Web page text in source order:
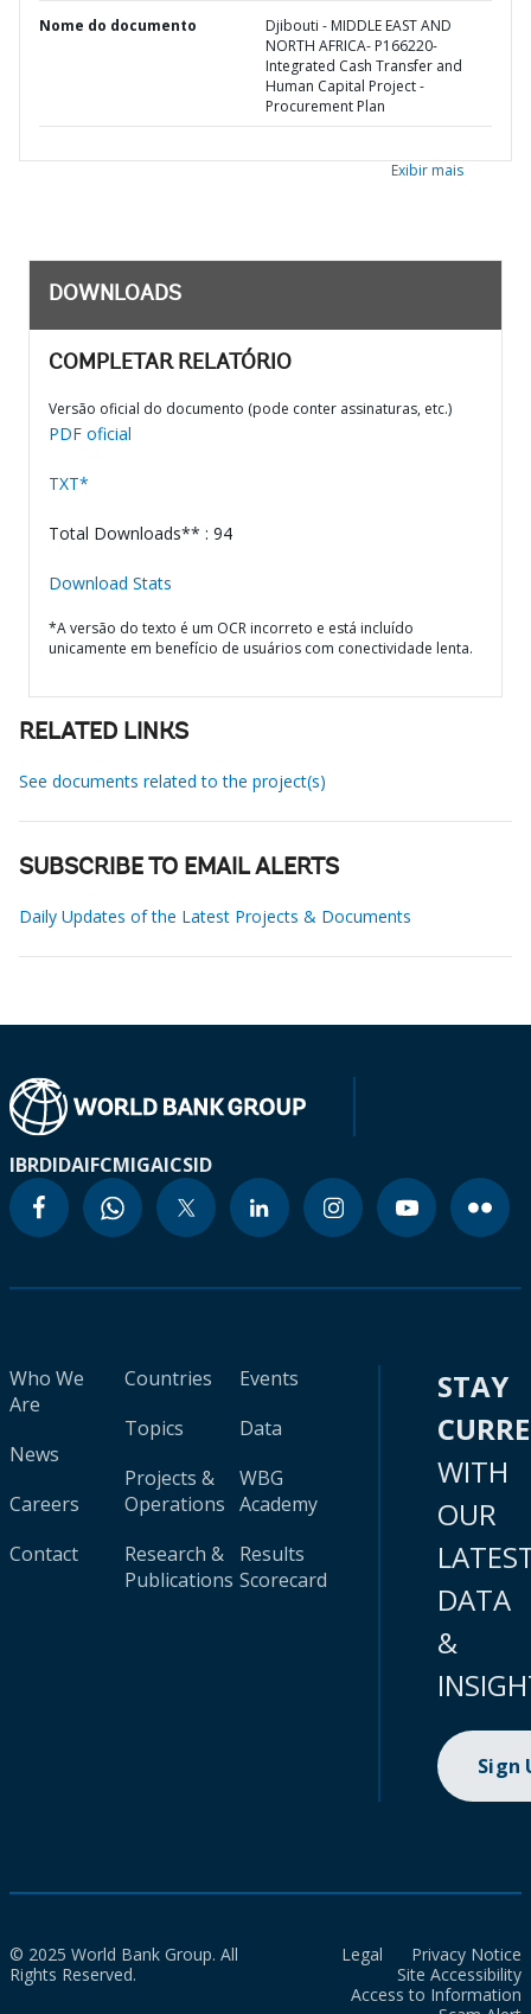
Nome do documento
Djibouti - MIDDLE EAST AND
NORTH AFRICA- P166220-
Integrated Cash Transfer and
Human Capital Project -
Procurement Plan
Exibir mais
DOWNLOADS
COMPLETAR RELATÓRIO
Versão oficial do documento (pode conter assinaturas, etc.)
PDF oficial
TXT*
Total Downloads** : 94
Download Stats
*A versão do texto é um OCR incorreto e está incluído
unicamente em benefício de usuários com conectividade lenta.
RELATED LINKS
See documents related to the project(s)
SUBSCRIBE TO EMAIL ALERTS
Daily Updates of the Latest Projects & Documents
IBRDIDAIFCMIGAICSID
Who We
Are
News
Careers
Contact
Countries
Topics
Projects &
Operations
Research &
Publications
Events
Data
WBG
Academy
Results
Scorecard
STAY
WITH
OUR
DATA
&
Sign
© 2025 World Bank Group. All
Rights Reserved.
Legal
Privacy Notice
Site Accessibility
Access to Information